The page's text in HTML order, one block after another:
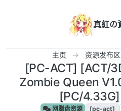
真紅の
主页 资源发布区
[PC-ACT] [ACT/
Zombie Queen
[PC/
网赚盘资源 [pc-act]